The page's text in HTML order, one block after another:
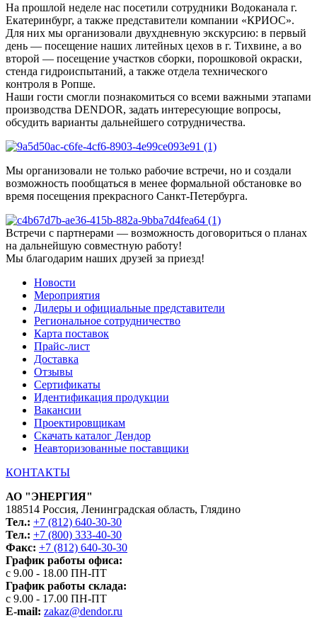
На прошлой неделе нас посетили сотрудники Водоканала г.
Екатеринбург, а также представители компании «КРИОС».
Для них мы организовали двухдневную экскурсию: в первый
день — посещение наших литейных цехов в г. Тихвине, а во
второй — посещение участков сборки, порошковой окраски,
стенда гидроиспытаний, а также отдела технического
контроля в Ропше.
Наши гости смогли познакомиться со всеми важными этапами
производства DENDOR, задать интересующие вопросы,
обсудить варианты дальнейшего сотрудничества.
Мы организовали не только рабочие встречи, но и создали
возможность пообщаться в менее формальной обстановке во
время посещения прекрасного Санкт-Петербурга.
Встречи с партнерами — возможность договориться о планах
на дальнейшую совместную работу!
Мы благодарим наших друзей за приезд!
Новости
Мероприятия
Дилеры и официальные представители
Региональное сотрудничество
Карта поставок
Прайс-лист
Доставка
Отзывы
Сертификаты
Идентификация продукции
Вакансии
Проектировщикам
Скачать каталог Дендор
Неавторизованные поставщики
КОНТАКТЫ
АО "ЭНЕРГИЯ"
188514 Россия, Ленинградская область, Глядино
Тел.: +7 (812) 640-30-30
Тел.: +7 (800) 333-40-30
Факс: +7 (812) 640-30-30
График работы офиса:
с 9.00 - 18.00 ПН-ПТ
График работы склада:
с 9.00 - 17.00 ПН-ПТ
E-mail: zakaz@dendor.ru